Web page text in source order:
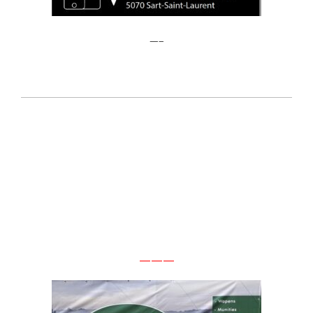
—–
———